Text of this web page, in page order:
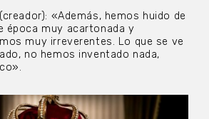
«Además, hemos huido de
época muy acartonada y
muy irreverentes. Lo que se ve
no hemos inventado nada,